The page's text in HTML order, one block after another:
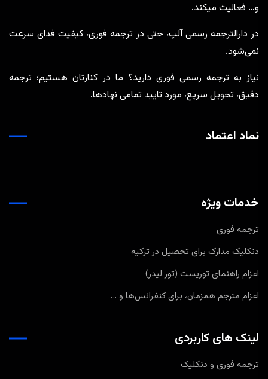
و… فعالیت میکند.
در دارالترجمه رسمی آلپ، حتی در ترجمه‌ فوری، کیفیت فدای سرعت
نمی‌شود.
نیاز به ترجمه رسمی فوری دارید؟ ما در کنارتان هستیم؛ ترجمه
دقیق، تحویل سریع، مورد تایید تمامی نهادها.
نماد اعتماد
خدمات ویژه
ترجمه فوری
دنکلیک مدارک برای تحصیل در ترکیه
اعزام راهنمای توریست (تور لیدر)
اعزام مترجم همزمان، برای کنفرانس‌ها و …
لینک های کاربردی
ترجمه فوری و دنکلیک